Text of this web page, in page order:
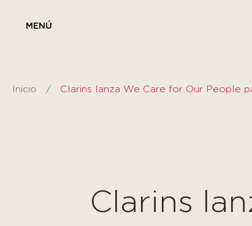
MENÚ
Inicio
Clarins